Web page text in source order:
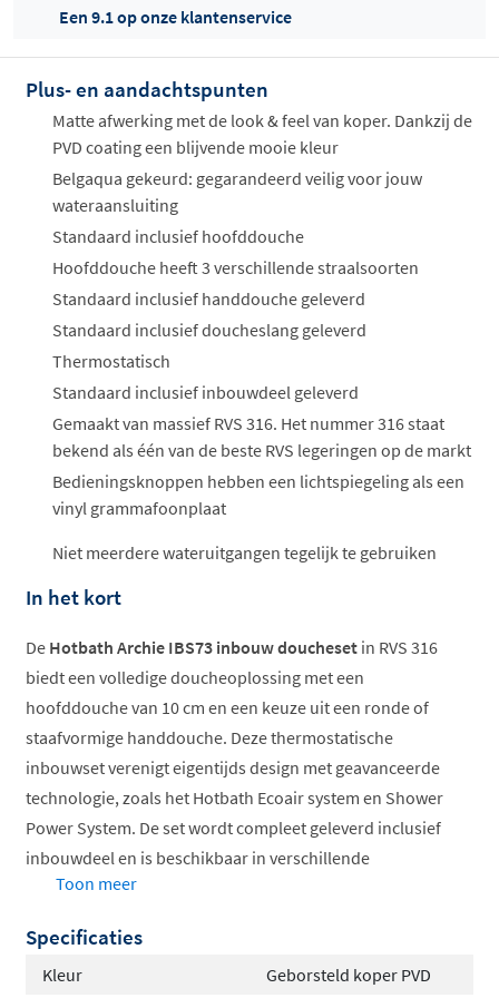
Offertes
ophalen...
Een 9.1 op onze klantenservice
Plus- en aandachtspunten
Matte afwerking met de look & feel van koper. Dankzij de
PVD coating een blijvende mooie kleur
Belgaqua gekeurd: gegarandeerd veilig voor jouw
wateraansluiting
Standaard inclusief hoofddouche
Hoofddouche heeft 3 verschillende straalsoorten
Standaard inclusief handdouche geleverd
Standaard inclusief doucheslang geleverd
Thermostatisch
Standaard inclusief inbouwdeel geleverd
Gemaakt van massief RVS 316. Het nummer 316 staat
bekend als één van de beste RVS legeringen op de markt
Bedieningsknoppen hebben een lichtspiegeling als een
vinyl grammafoonplaat
Niet meerdere wateruitgangen tegelijk te gebruiken
In het kort
De Hotbath Archie IBS73 inbouw doucheset in RVS 316
biedt een volledige doucheoplossing met een
hoofddouche van 10 cm en een keuze uit een ronde of
staafvormige handdouche. Deze thermostatische
inbouwset verenigt eigentijds design met geavanceerde
technologie, zoals het Hotbath Ecoair system en Shower
Power System. De set wordt compleet geleverd inclusief
inbouwdeel en is beschikbaar in verschillende
geborstelde PVD-afwerkingen, waaronder RVS, messing,
Compleet met inbouwdeel
Toon meer
Specificaties
Kleur
Geborsteld koper PVD